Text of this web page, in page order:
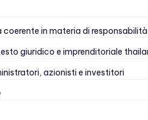
in materia di
giuridico e imprenditoriale
azionisti e investitori